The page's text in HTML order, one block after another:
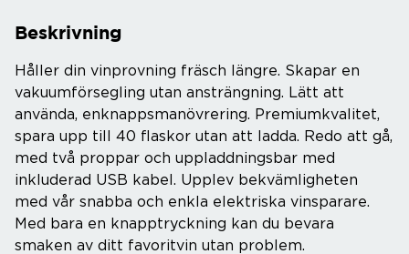
Beskrivning
Håller din vinprovning fräsch längre. Skapar en
vakuumförsegling utan ansträngning. Lätt att
använda, enknappsmanövrering. Premiumkvalitet,
spara upp till 40 flaskor utan att ladda. Redo att gå,
med två proppar och uppladdningsbar med
inkluderad USB kabel. Upplev bekvämligheten
med vår snabba och enkla elektriska vinsparare.
Med bara en knapptryckning kan du bevara
smaken av ditt favoritvin utan problem.